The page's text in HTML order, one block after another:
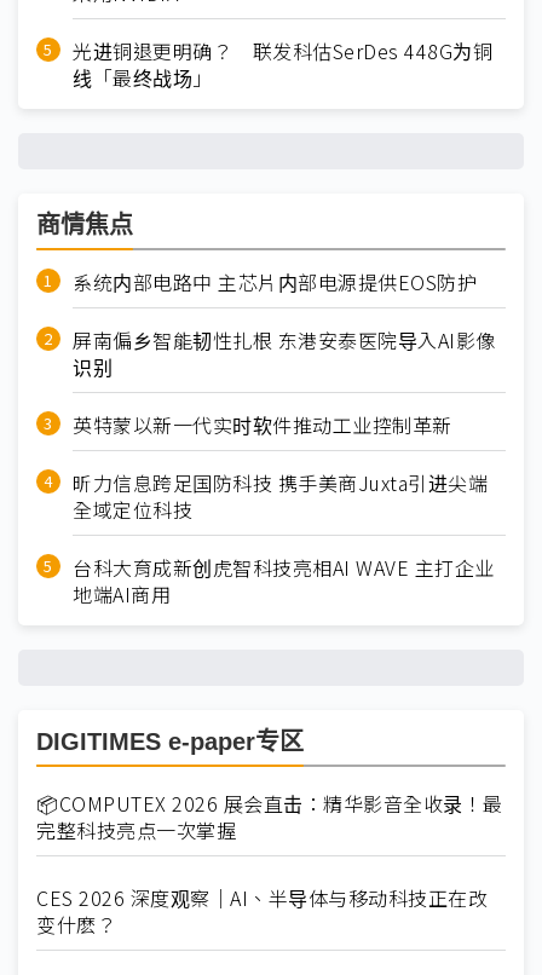
光进铜退更明确？ 联发科估SerDes 448G为铜
线「最终战场」
商情焦点
系统内部电路中 主芯片内部电源提供EOS防护
屏南偏乡智能韧性扎根 东港安泰医院导入AI影像
识别
英特蒙以新一代实时软件推动工业控制革新
昕力信息跨足国防科技 携手美商Juxta引进尖端
全域定位科技
台科大育成新创虎智科技亮相AI WAVE 主打企业
地端AI商用
DIGITIMES e-paper专区
📦COMPUTEX 2026 展会直击：精华影音全收录！最
完整科技亮点一次掌握
CES 2026 深度观察｜AI、半导体与移动科技正在改
变什麽？